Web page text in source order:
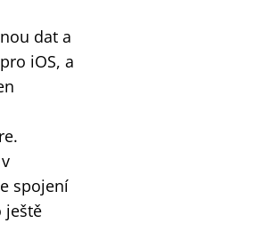
dat a
iOS, a
spojení
ještě